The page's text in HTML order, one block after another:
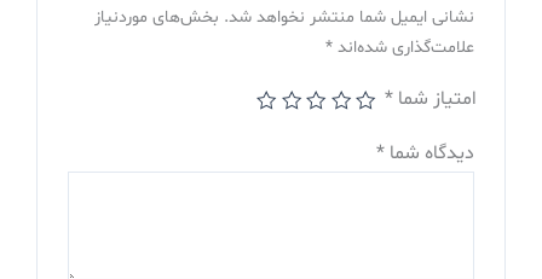
نشانی ایمیل شما منتشر نخواهد شد. بخش‌های موردنیاز
علامت‌گذاری شده‌اند *
امتیاز شما *
دیدگاه شما *